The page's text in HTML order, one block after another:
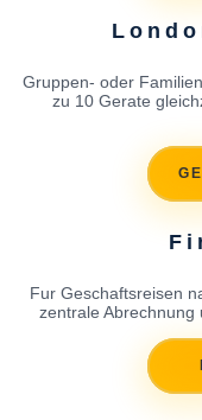
Gruppen- oder
zu 10 Gerate
Fur Geschaftsreisen
zentrale Abrechnung